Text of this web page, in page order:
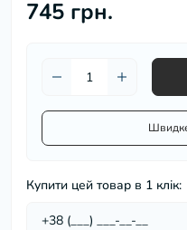
745 грн.
Купити цей товар в 1 клік: